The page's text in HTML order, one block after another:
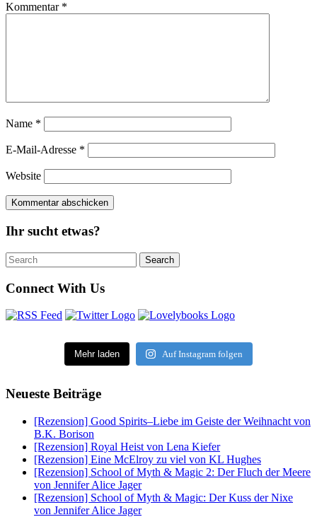
Kommentar *
Name *
E-Mail-Adresse *
Website
Ihr sucht etwas?
Search
for:
Search
Connect With Us
Mehr laden Auf Instagram folgen
Neueste Beiträge
[Rezension] Good Spirits–Liebe im Geiste der Weihnacht von
B.K. Borison
[Rezension] Royal Heist von Lena Kiefer
[Rezension] Eine McElroy zu viel von KL Hughes
[Rezension] School of Myth & Magic 2: Der Fluch der Meere
von Jennifer Alice Jager
[Rezension] School of Myth & Magic: Der Kuss der Nixe
von Jennifer Alice Jager